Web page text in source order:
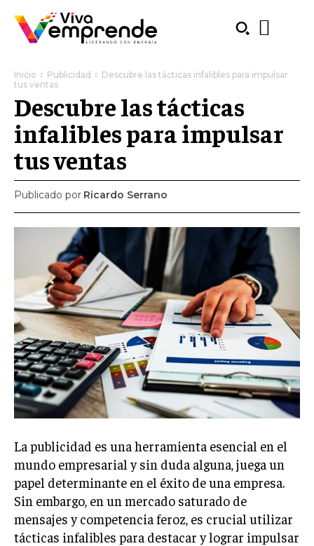
SUBSCRIBE
Welcome to Liberty Case
We have a curated list of the most noteworthy news from all
across the globe. With any subscription plan, you get access
toexclusive articlesthat let you stay ahead of the curve.
Your Profile
Inicio Publicidad
Descubre las tácticas infalibles para impulsar
tus ventas
Descubre las tácticas
infalibles para impulsar
tus ventas
Publicado por Ricardo Serrano
La publicidad es una herramienta esencial en el
mundo empresarial y sin duda alguna, juega un
papel determinante en el éxito de una empresa.
Sin embargo, en un mercado saturado de
mensajes y competencia feroz, es crucial utilizar
tácticas infalibles para destacar y lograr impulsar